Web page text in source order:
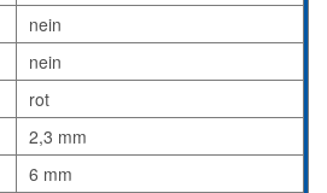
nein
nein
rot
2,3 mm
6 mm